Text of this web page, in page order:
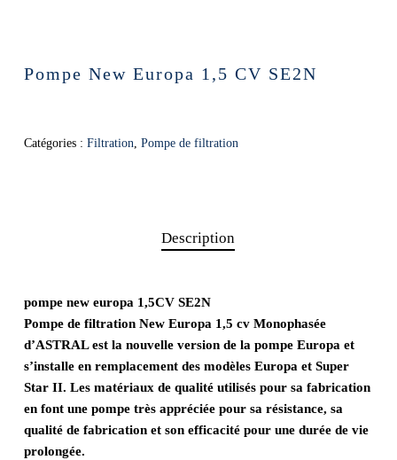
Pompe New Europa 1,5 CV SE2N
Catégories : Filtration, Pompe de filtration
Description
pompe new europa 1,5CV SE2N
Pompe de filtration New Europa 1,5 cv Monophasée
d’ASTRAL est la nouvelle version de la pompe Europa et
s’installe en remplacement des modèles Europa et Super
Star II. Les matériaux de qualité utilisés pour sa fabrication
en font une pompe très appréciée pour sa résistance, sa
qualité de fabrication et son efficacité pour une durée de vie
prolongée.